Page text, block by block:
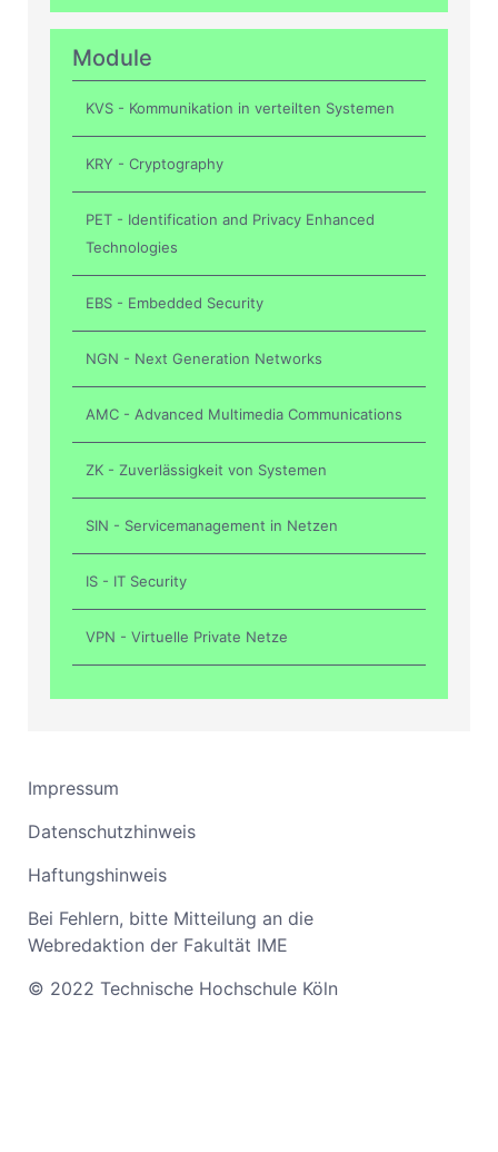
Module
KVS - Kommunikation in verteilten Systemen
KRY - Cryptography
PET - Identification and Privacy Enhanced
Technologies
EBS - Embedded Security
NGN - Next Generation Networks
AMC - Advanced Multimedia Communications
ZK - Zuverlässigkeit von Systemen
SIN - Servicemanagement in Netzen
IS - IT Security
VPN - Virtuelle Private Netze
Impressum
Datenschutzhinweis
Haftungshinweis
Bei Fehlern, bitte Mitteilung an die
Webredaktion der Fakultät IME
© 2022 Technische Hochschule Köln